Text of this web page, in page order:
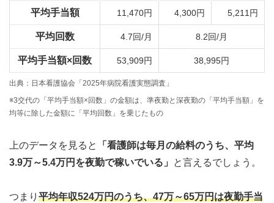
平均手当額 11,470円 4,300円 5,211円
平均回数 4.7回/月 8.2回/月
平均手当額×回数 53,909円 38,995円
出典：日本看護協会「2025年病院看護実態調査」
※3交代の「平均手当額×回数」の金額は、準夜勤と深夜勤の「平均手当額」を
均等に除した金額に「平均回数」を乗じたもの
上のデータを見ると
「看護師は毎月の給料のうち、平均
3.9万～5.4万円を夜勤で稼いでいる」
と言えるでしょう。
つまり 平均年収524万円のうち、47万～65万円は夜勤手当